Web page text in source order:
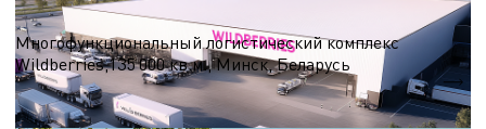
Логистические центры и склады
Многофункциональный логистический комплекс
Wildberries,135 000 кв.м., Минск, Беларусь
S = 135 000 кв.м.